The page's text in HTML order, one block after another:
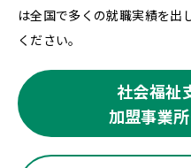
は全国で多くの就職実績を出
ください。
社会福祉
加盟事業